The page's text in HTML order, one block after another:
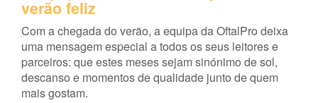
verão feliz
Com a chegada do verão, a equipa da OftalPro deixa
uma mensagem especial a todos os seus leitores e
parceiros: que estes meses sejam sinónimo de sol,
descanso e momentos de qualidade junto de quem
mais gostam.